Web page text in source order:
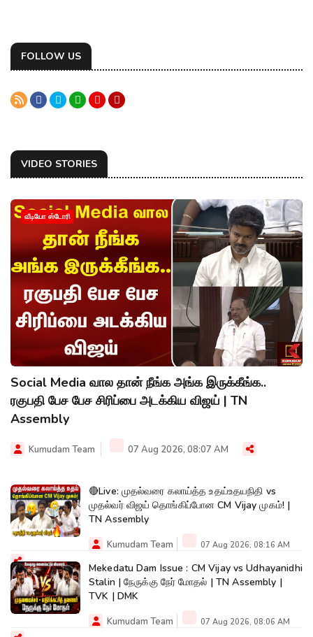
FOLLOW US
VIDEO STORIES
வீடியோ ஸ்டோரி
Social Media வால தான் நீங்க அங்க இருக்கீங்க..
ரகுபதி பேச பேச சிரிப்பை அடக்கிய விஜய் | TN
Assembly
Kumudam Team 07 Aug 2026, 08:07 AM
🔴Live: முதல்வரை கலாய்த்த உதய்உதயநிதி vs
முதல்வர் விஜய் தொங்கிப்போன CM Vijay முகம்! |
TN Assembly
Kumudam Team 07 Aug 2026, 08:16 AM
Mekedatu Dam Issue : CM Vijay vs Udhayanidhi
Stalin | நேருக்கு நேர் மோதல் | TN Assembly |
TVK | DMK
Kumudam Team 07 Aug 2026, 08:06 AM